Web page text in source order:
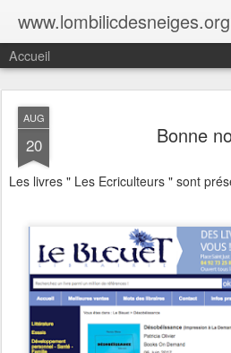
www.lombilicdesneiges.org
Accueil
AUG
20 Bonne
Les livres " Les Ecriculteurs " sont